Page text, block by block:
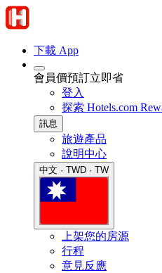
下載 App
會員價預訂立即省
登入
探索 Hotels.com
訊息
旅遊產品
說明中心
中文 · TWD · TW
上架您的房源
行程
意見反應